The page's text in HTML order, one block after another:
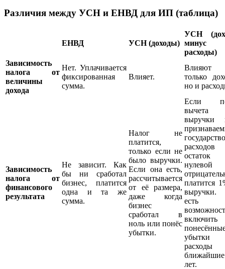
Различия между УСН и ЕНВД для ИП (таблица)
ЕНВД УСН (доходы)
УСН
минус
расходы)
Зависимость
налога от
величины
дохода
Нет. Уплачивается
фиксированная
сумма.
Влияет.
Влияют
только
но и
Зависимость
налога от
финансового
результата
Не зависит. Как
бы ни сработал
бизнес, платится
одна и та же
сумма.
Налог не
платится,
только если не
было выручки.
Если она есть,
рассчитывается
от её размера,
даже когда
бизнес
сработал в
ноль или понёс
убытки.
Если
вычета
выручки
расходов
остаток
нулевой
платится
есть
включить
лет.